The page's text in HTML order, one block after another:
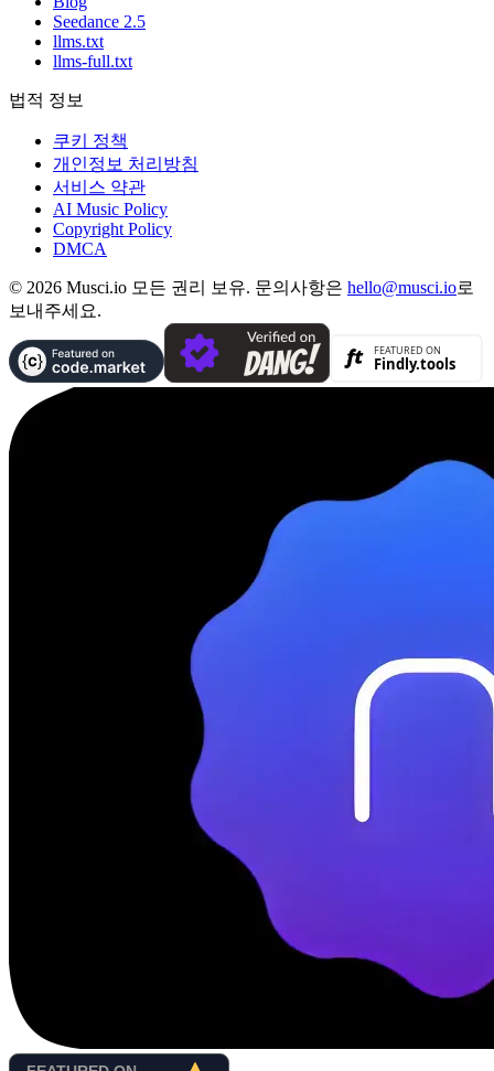
Seedance 2.5
llms.txt
llms-full.txt
법적 정보
쿠키 정책
개인정보 처리방침
서비스 약관
AI Music Policy
Copyright Policy
DMCA
© 2026 Musci.io 모든 권리 보유. 문의사항은 hello@musci.io로
보내주세요.